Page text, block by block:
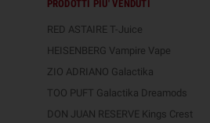
PRODOTTI PIU' VENDUTI
RED ASTAIRE T-Juice
HEISENBERG Vampire Vape
ZIO ADRIANO Galactika
TOO PUFT Galactika Dreamods
DON JUAN RESERVE Kings Crest